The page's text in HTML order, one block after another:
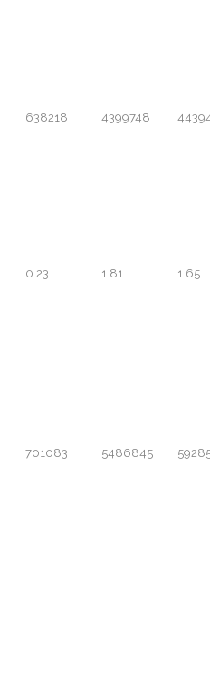
638218 4399748
0.23 1.81 1.65
701083 5486845